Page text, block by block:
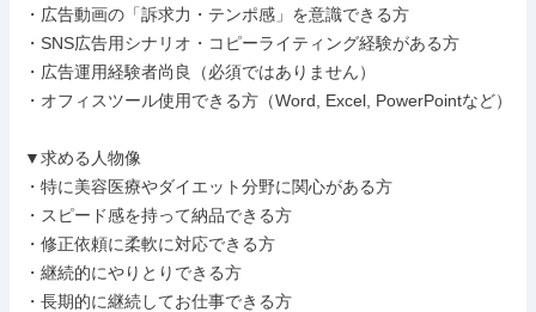
・広告動画の「訴求力・テンポ感」を意識できる方
・SNS広告用シナリオ・コピーライティング経験がある方
・広告運用経験者尚良（必須ではありません）
・オフィスツール使用できる方（Word, Excel, PowerPointなど）
▼求める人物像
・特に美容医療やダイエット分野に関心がある方
・スピード感を持って納品できる方
・修正依頼に柔軟に対応できる方
・継続的にやりとりできる方
・長期的に継続してお仕事できる方